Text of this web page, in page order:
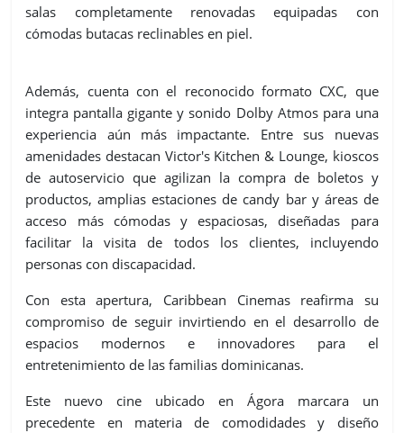
salas completamente renovadas equipadas con
cómodas butacas reclinables en piel.
Además, cuenta con el reconocido formato CXC, que
integra pantalla gigante y sonido Dolby Atmos para una
experiencia aún más impactante. Entre sus nuevas
amenidades destacan Victor's Kitchen & Lounge, kioscos
de autoservicio que agilizan la compra de boletos y
productos, amplias estaciones de candy bar y áreas de
acceso más cómodas y espaciosas, diseñadas para
facilitar la visita de todos los clientes, incluyendo
personas con discapacidad.
Con esta apertura, Caribbean Cinemas reafirma su
compromiso de seguir invirtiendo en el desarrollo de
espacios modernos e innovadores para el
entretenimiento de las familias dominicanas.
Este nuevo cine ubicado en Ágora marcara un
precedente en materia de comodidades y diseño